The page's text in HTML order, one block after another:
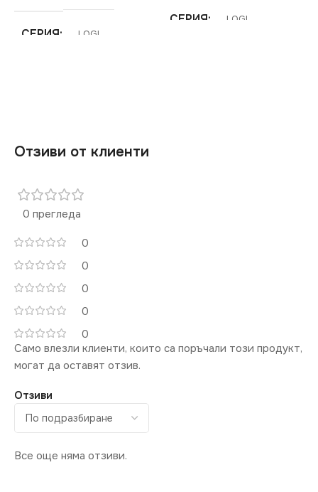
СЕРИЯ LOGI
За Телефон RJ11
СЕРИЯ LOGI
Отзиви от клиенти
0 прегледа
0
0
0
0
0
Отзиви
Все още няма отзиви.
Само влезли клиенти, които са поръчали този продукт,
могат да оставят отзив.